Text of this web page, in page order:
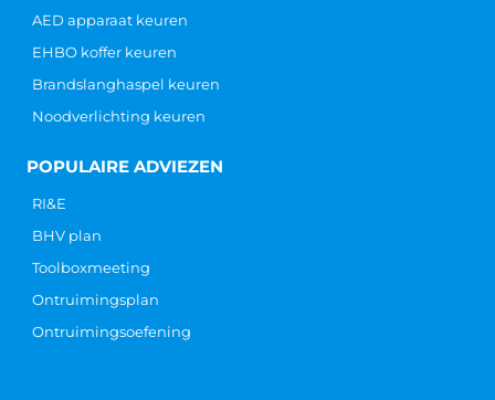
AED apparaat keuren
EHBO koffer keuren
Brandslanghaspel keuren
Noodverlichting keuren
POPULAIRE ADVIEZEN
RI&E
BHV plan
Toolboxmeeting
Ontruimingsplan
Ontruimingsoefening